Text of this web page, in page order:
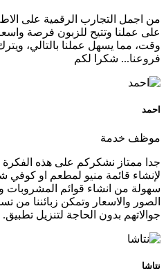
من اجمل التجارب الرقمية على
على عملنا وتتيح للزبون فرصة
وقت، مما يسهل عملنا بالتالي،
فروعنا... شكرا لكم
احمد
موظف خدمة
جدا ممتاز نشكركم على هذه الفكرة
لإنشاء قائمة منيو لمطعم او كوفي
سهولة من انشاء قوائم المشروبات
الصور والاسعار وتمكن زبائننا من
جوالاتهم بدون الحاجة لتنزيل تطبيق.
نتاشا